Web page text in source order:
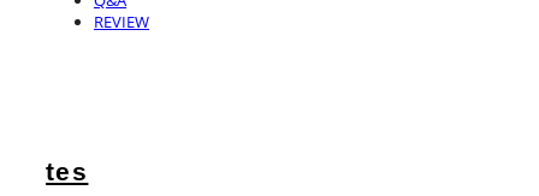
REVIEW
tes